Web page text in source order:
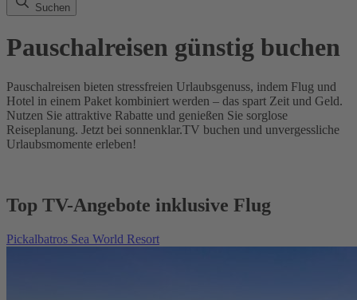
Suchen
Pauschalreisen günstig buchen
Pauschalreisen bieten stressfreien Urlaubsgenuss, indem Flug und
Hotel in einem Paket kombiniert werden – das spart Zeit und Geld.
Nutzen Sie attraktive Rabatte und genießen Sie sorglose
Reiseplanung. Jetzt bei sonnenklar.TV buchen und unvergessliche
Urlaubsmomente erleben!
Top TV-Angebote inklusive Flug
Pickalbatros Sea World Resort